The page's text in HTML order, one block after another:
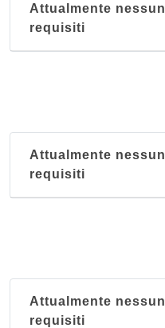
Attualmente
requisiti
Attualmente
requisiti
Attualmente
requisiti